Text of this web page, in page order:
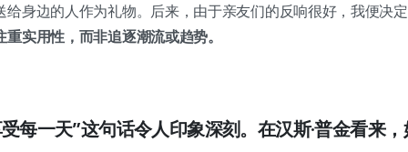
给身边的人作为礼物。后来，由于亲友们的反响很好，我便决
实用性，而非追逐潮流或趋势。
每一天”这句话令人印象深刻。在汉斯·普金看来